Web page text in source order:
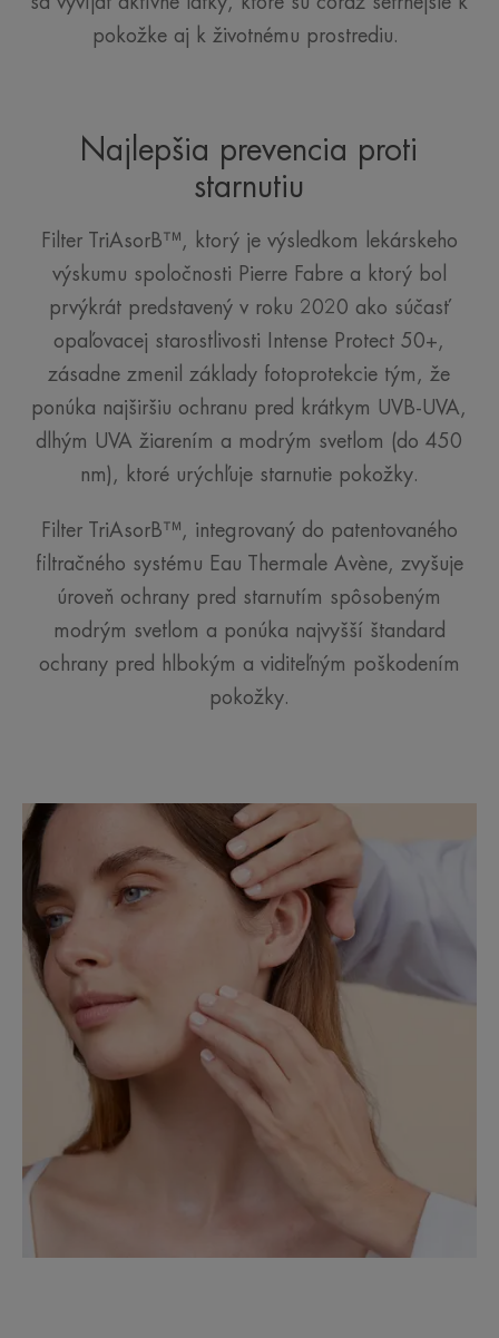
pokožke aj k životnému prostrediu.
Najlepšia prevencia proti
starnutiu
Filter TriAsorB™, ktorý je výsledkom lekárskeho
výskumu spoločnosti Pierre Fabre a ktorý bol
prvýkrát predstavený v roku 2020 ako súčasť
opaľovacej starostlivosti Intense Protect 50+,
zásadne zmenil základy fotoprotekcie tým, že
ponúka najširšiu ochranu pred krátkym UVB-UVA,
dlhým UVA žiarením a modrým svetlom (do 450
nm), ktoré urýchľuje starnutie pokožky.
Filter TriAsorB™, integrovaný do patentovaného
filtračného systému Eau Thermale Avène, zvyšuje
úroveň ochrany pred starnutím spôsobeným
modrým svetlom a ponúka najvyšší štandard
ochrany pred hlbokým a viditeľným poškodením
pokožky.